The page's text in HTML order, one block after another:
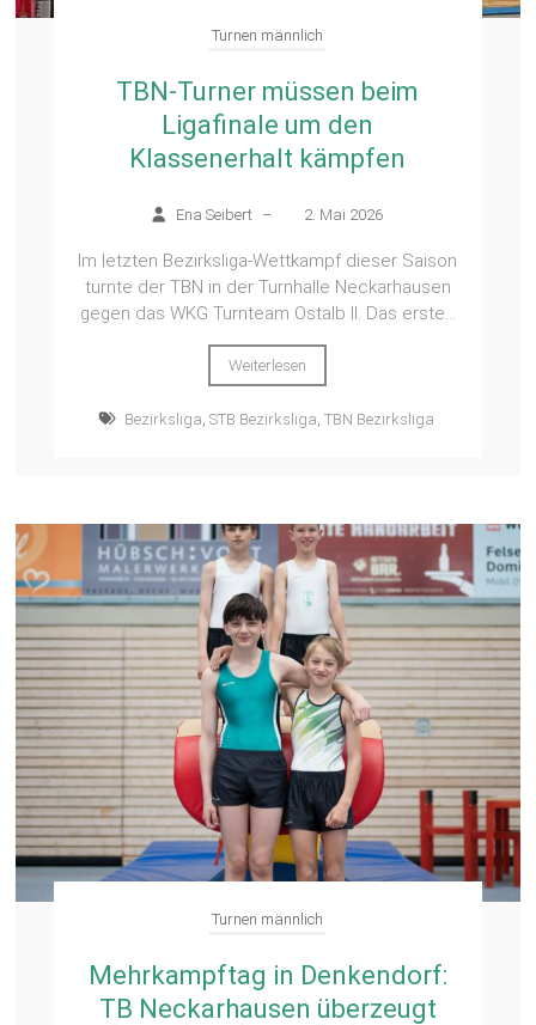
Turnen männlich
TBN-Turner müssen beim
Ligafinale um den
Klassenerhalt kämpfen
Ena Seibert – 2. Mai 2026
Im letzten Bezirksliga-Wettkampf dieser Saison
turnte der TBN in der Turnhalle Neckarhausen
gegen das WKG Turnteam Ostalb II. Das erste...
Weiterlesen
Bezirksliga ,STB Bezirksliga ,TBN Bezirksliga
Turnen männlich
Mehrkampftag in Denkendorf:
TB Neckarhausen überzeugt